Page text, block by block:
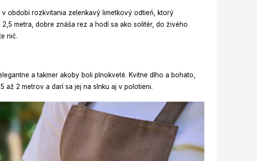
období rozkvitania zelenkavý limetkový odtieň, ktorý
metra, dobre znáša rez a hodí sa ako solitér, do živého
nič.
a takmer akoby boli plnokveté. Kvitne dlho a bohato,
až 2 metrov a darí sa jej na slnku aj v polotieni.